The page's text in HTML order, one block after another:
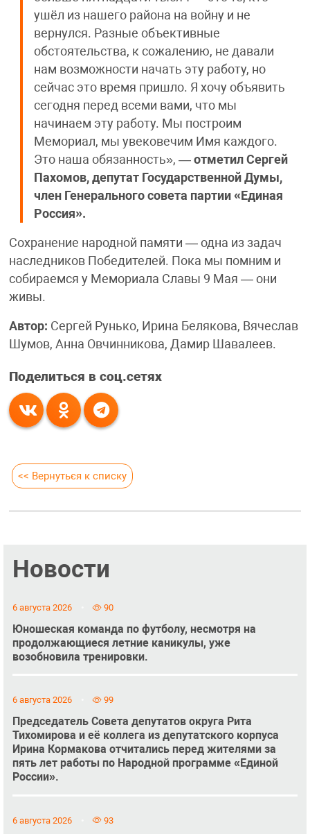
ушёл из нашего района на войну и не
вернулся. Разные объективные
обстоятельства, к сожалению, не давали
нам возможности начать эту работу, но
сейчас это время пришло. Я хочу объявить
сегодня перед всеми вами, что мы
начинаем эту работу. Мы построим
Мемориал, мы увековечим Имя каждого.
Это наша обязанность», —отметил Сергей
Пахомов, депутат Государственной Думы,
член Генерального совета партии «Единая
Россия».
Сохранение народной памяти — одна из задач
наследников Победителей. Пока мы помним и
собираемся у Мемориала Славы 9 Мая — они
живы.
Автор: Сергей Рунько, Ирина Белякова, Вячеслав
Шумов, Анна Овчинникова, Дамир Шавалеев.
Поделиться в соц.сетях
<< Вернуться к списку
Новости
6 августа 2026 90
Юношеская команда по футболу, несмотря на
продолжающиеся летние каникулы, уже
возобновила тренировки.
6 августа 2026 99
Председатель Совета депутатов округа Рита
Тихомирова и её коллега из депутатского корпуса
Ирина Кормакова отчитались перед жителями за
пять лет работы по Народной программе «Единой
России».
6 августа 2026 93